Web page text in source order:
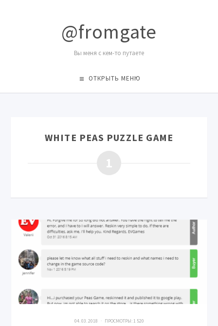
@fromgate
Вы меня с кем-то путаете
ОТКРЫТЬ МЕНЮ
WHITE PEAS PUZZLE GAME
1
04. 03. 2018 · ПРОСМОТРЫ: 1 520